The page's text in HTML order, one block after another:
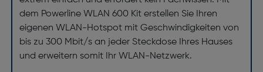
dem Powerline WLAN 600 Kit erstellen Sie Ihren
eigenen WLAN-Hotspot mit Geschwindigkeiten von
bis zu 300 Mbit/s an jeder Steckdose Ihres Hauses
und erweitern somit Ihr WLAN-Netzwerk.